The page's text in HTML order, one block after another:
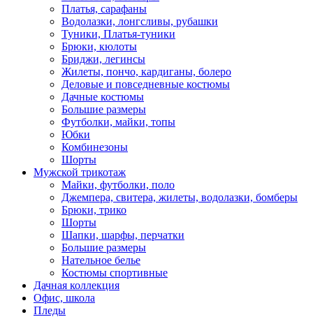
Платья, сарафаны
Водолазки, лонгсливы, рубашки
Туники, Платья-туники
Брюки, кюлоты
Бриджи, легинсы
Жилеты, пончо, кардиганы, болеро
Деловые и повседневные костюмы
Дачные костюмы
Большие размеры
Футболки, майки, топы
Юбки
Комбинезоны
Шорты
Мужской трикотаж
Майки, футболки, поло
Джемпера, свитера, жилеты, водолазки, бомберы
Брюки, трико
Шорты
Шапки, шарфы, перчатки
Большие размеры
Нательное белье
Костюмы спортивные
Дачная коллекция
Офис, школа
Пледы